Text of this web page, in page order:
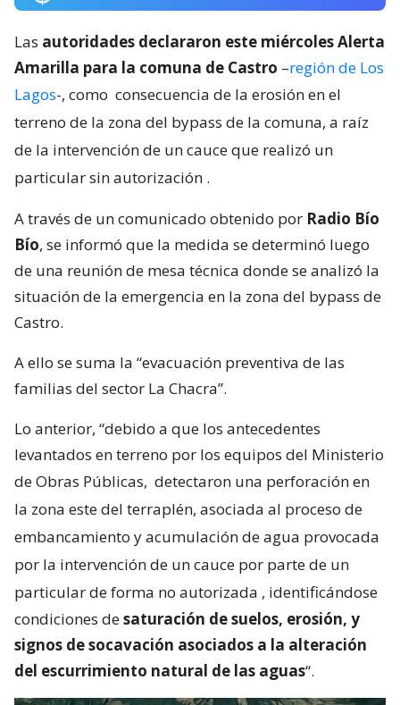
Las autoridades declararon este miércoles Alerta
Amarilla para la comuna de Castro –región de Los
Lagos-, como consecuencia de la erosión en el
terreno de la zona del bypass de la comuna, a raíz
de la intervención de un cauce que realizó un
particular sin autorización .
A través de un comunicado obtenido por Radio Bío
Bío, se informó que la medida se determinó luego
de una reunión de mesa técnica donde se analizó la
situación de la emergencia en la zona del bypass de
Castro.
A ello se suma la “evacuación preventiva de las
familias del sector La Chacra”.
Lo anterior, “debido a que los antecedentes
levantados en terreno por los equipos del Ministerio
de Obras Públicas, detectaron una perforación en
la zona este del terraplén, asociada al proceso de
embancamiento y acumulación de agua provocada
por la intervención de un cauce por parte de un
particular de forma no autorizada , identificándose
condiciones desaturación de suelos, erosión, y
signos de socavación asociados a la alteración
del escurrimiento natural de las aguas“.